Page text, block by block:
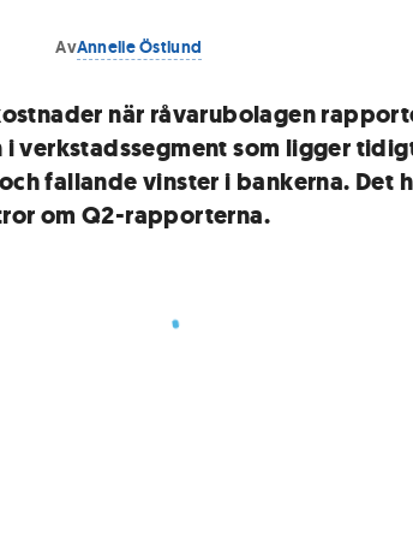
AvAnnelie Östlund
när råvarubolagen
verkstadssegment som ligger
fallande vinster i bankerna. Det
om Q2-rapporterna.